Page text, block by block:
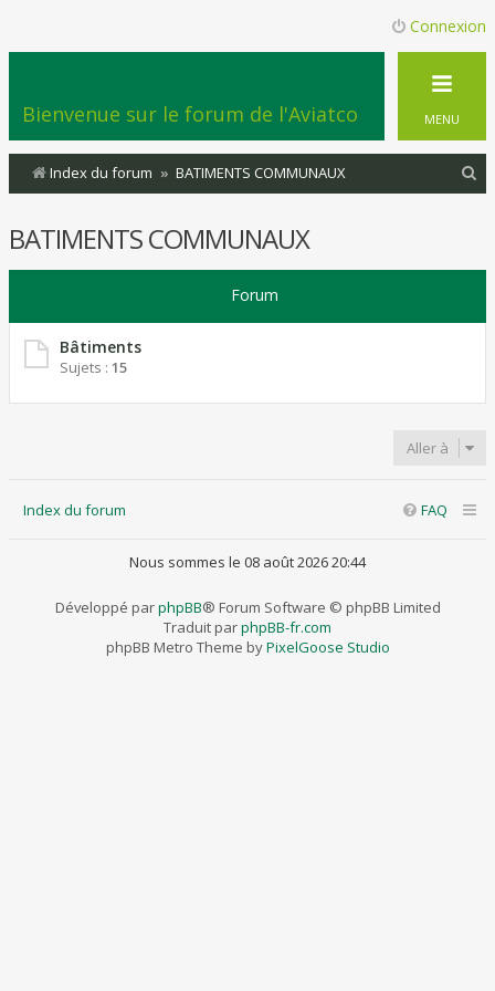
Connexion
Bienvenue sur le forum de l'Aviatco MENU
Index du forum BATIMENTS COMMUNAUX
r
BATIMENTS COMMUNAUX
Forum
Bâtiments
Sujets : 15
Aller à
Index du forum FAQ
Nous sommes le 08 août 2026 20:44
Développé parphpBB® Forum Software © phpBB Limited
Traduit parphpBB-fr.com
phpBB Metro Theme byPixelGoose Studio